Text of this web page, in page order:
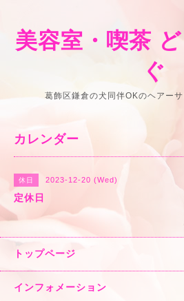
美容室・喫茶
ぐ
葛飾区鎌倉の犬同伴OKのヘアー
カレンダー
休日 2023-12-20 (Wed)
定休日
トップページ
インフォメーション